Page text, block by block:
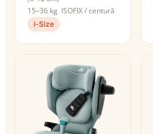
15–36 kg ISOFIX / centură
i-Size